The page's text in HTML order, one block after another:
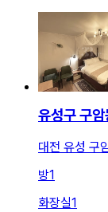
유성구 구
대전 유성 구
방1
화장실1